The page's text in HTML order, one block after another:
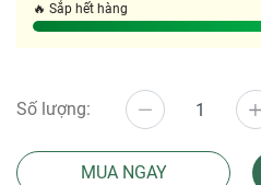
🔥 Sắp hết hàng
Số lượng:
MUA NGAY